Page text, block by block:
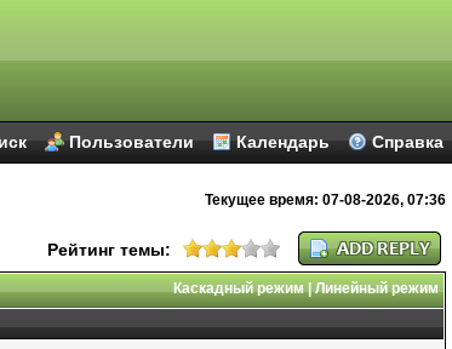
Пользователи Календарь Справка
Текущее время: 07-08-2026, 07:36
Рейтинг темы:
Каскадный режим|Линейный режим